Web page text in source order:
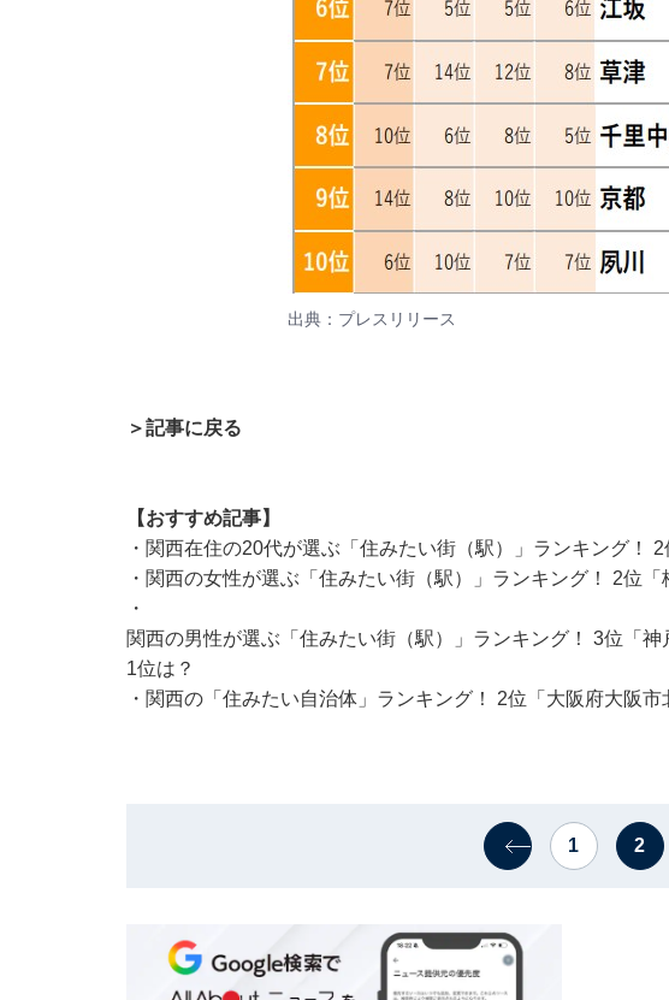
出典：プレスリリース
＞記事に戻る
【おすすめ記事】
・ 関西在住の20代が選ぶ「住みたい街（駅）」ランキング！
・ 関西の女性が選ぶ「住みたい街（駅）」ランキング！ 2位「
・
関西の男性が選ぶ「住みたい街（駅）」ランキング！ 3位「神
1位は？
・ 関西の「住みたい自治体」ランキング！ 2位「大阪府大阪市
1 2